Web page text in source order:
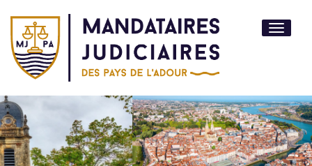
Toggle